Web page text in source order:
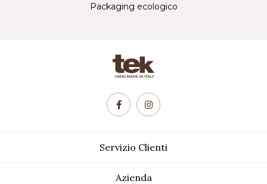
Packaging ecologico
Servizio Clienti
Azienda